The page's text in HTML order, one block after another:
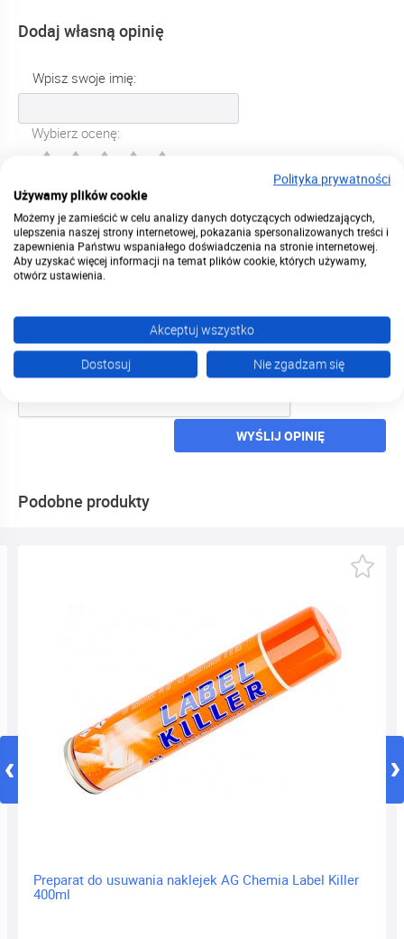
Dodaj własną opinię
Wpisz swoje imię:
Wybierz ocenę:
Wpisz swoją opinię:
WYŚLIJ OPINIĘ
Podobne produkty
usuwania naklejek AG Chemia Label Killer
Pasta
Polityka prywatności
Używamy plików cookie
Możemy je zamieścić w celu analizy danych dotyczących odwiedzających,
ulepszenia naszej strony internetowej, pokazania spersonalizowanych treści i
zapewnienia Państwu wspaniałego doświadczenia na stronie internetowej.
Aby uzyskać więcej informacji na temat plików cookie, których używamy,
otwórz ustawienia.
Akceptuj wszystko
Dostosuj
Nie zgadzam się